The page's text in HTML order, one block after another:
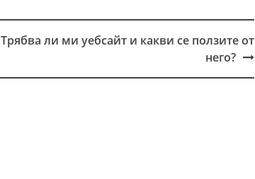
Трябва ли ми уебсайт и какви се ползите от
него?